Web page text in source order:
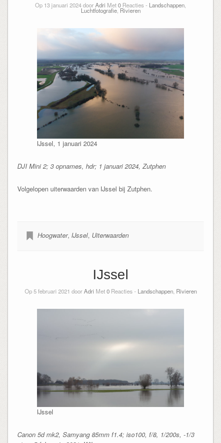
Op 13 januari 2024 doorAdri Met0 Reacties - Landschappen
Luchtfotografie, Rivieren
IJssel, 1 januari 2024
DJI Mini 2; 3 opnames, hdr; 1 januari 2024, Zutphen
Volgelopen uiterwaarden van IJssel bij Zutphen.
Hoogwater, IJssel, Uiterwaarden
IJssel
Op 5 februari 2021 doorAdri Met0Reacties - Landschappen, Rivieren
IJssel
Canon 5d mk2, Samyang 85mm f1.4; iso100, f/8, 1/200s, -1/3